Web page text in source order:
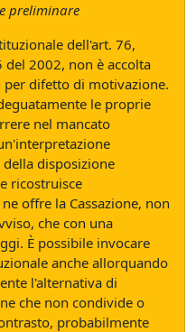
preliminare
dell'art. 76,
del 2002, non è accolta
per difetto di motivazione.
le proprie
nel mancato
disposizione
ricostruisce
offre la Cassazione, non
che con una
È possibile invocare
anche allorquando
l'alternativa di
che non condivide o
probabilmente